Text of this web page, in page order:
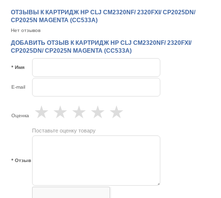
ОТЗЫВЫ К КАРТРИДЖ НР CLJ CM2320NF/ 2320FXI/ CP2025DN/
CP2025N MAGENTA (CC533A)
Нет отзывов
ДОБАВИТЬ ОТЗЫВ К КАРТРИДЖ НР CLJ CM2320NF/ 2320FXI/
CP2025DN/ CP2025N MAGENTA (CC533A)
* Имя
E-mail
Оценка ★
★
★
★
★
Поставьте оценку товару
* Отзыв